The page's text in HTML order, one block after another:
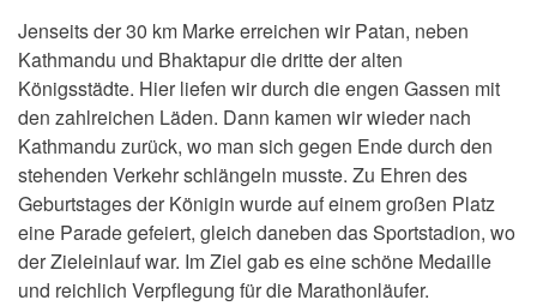
Jenseits der 30 km Marke erreichen wir Patan, neben
Kathmandu und Bhaktapur die dritte der alten
Königsstädte. Hier liefen wir durch die engen Gassen mit
den zahlreichen Läden. Dann kamen wir wieder nach
Kathmandu zurück, wo man sich gegen Ende durch den
stehenden Verkehr schlängeln musste. Zu Ehren des
Geburtstages der Königin wurde auf einem großen Platz
eine Parade gefeiert, gleich daneben das Sportstadion, wo
der Zieleinlauf war. Im Ziel gab es eine schöne Medaille
und reichlich Verpflegung für die Marathonläufer.